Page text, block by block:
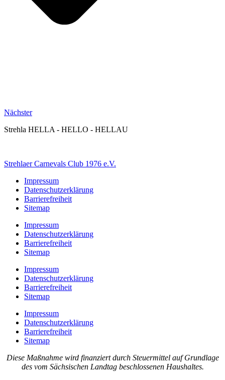
Nächster
Strehla HELLA - HELLO - HELLAU
Strehlaer Carnevals Club 1976 e.V.
Impressum
Datenschutzerklärung
Barrierefreiheit
Sitemap
Impressum
Datenschutzerklärung
Barrierefreiheit
Sitemap
Impressum
Datenschutzerklärung
Barrierefreiheit
Sitemap
Impressum
Datenschutzerklärung
Barrierefreiheit
Sitemap
Diese Maßnahme wird finanziert durch Steuermittel auf Grundlage
des vom Sächsischen Landtag beschlossenen Haushaltes.